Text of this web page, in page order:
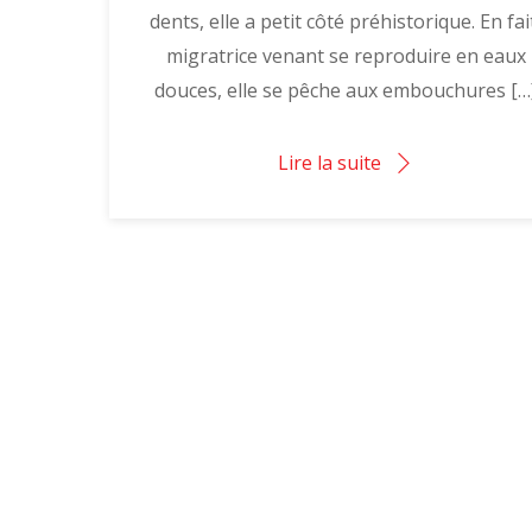
dents, elle a petit côté préhistorique. En
migratrice venant se reproduire en eaux
douces, elle se pêche aux embouchures
Lire la suite